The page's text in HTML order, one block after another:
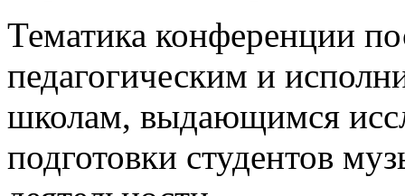
Тематика конференции
педагогическим и
школам, выдающимся
подготовки студентов